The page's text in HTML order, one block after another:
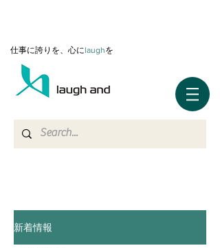
仕事に誇りを、心にlaughを
新着情報